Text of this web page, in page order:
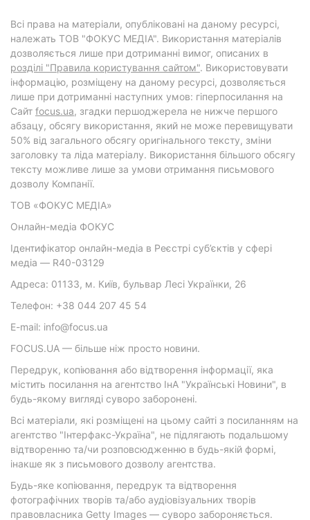
Всі права на матеріали, опубліковані на даному ресурсі,
належать ТОВ "ФОКУС МЕДІА". Використання матеріалів
дозволяється лише при дотриманні вимог, описаних в
розділі "Правила користування сайтом". Використовувати
інформацію, розміщену на даному ресурсі, дозволяється
лише при дотриманні наступних умов: гіперпосилання на
Cайт focus.ua, згадки першоджерела не нижче першого
абзацу, обсягу використання, який не може перевищувати
50% від загального обсягу оригінального тексту, зміни
заголовку та ліда матеріалу. Використання більшого обсягу
тексту можливе лише за умови отримання письмового
дозволу Компанії.
ТОВ «ФОКУС МЕДІА»
Онлайн-медіа ФОКУС
Ідентифікатор онлайн-медіа в Реєстрі суб’єктів у сфері
медіа — R40-03129
Адреса: 01133, м. Київ, бульвар Лесі Українки, 26
Телефон: +38 044 207 45 54
E-mail: info@focus.ua
FOCUS.UA — більше ніж просто новини.
Передрук, копіювання або відтворення інформації, яка
містить посилання на агентство ІнА "Українські Новини", в
будь-якому вигляді суворо заборонені.
Всі матеріали, які розміщені на цьому сайті з посиланням на
агентство "Інтерфакс-Україна", не підлягають подальшому
відтворенню та/чи розповсюдженню в будь-якій формі,
інакше як з письмового дозволу агентства.
Будь-яке копіювання, передрук та відтворення
фотографічних творів та/або аудіовізуальних творів
правовласника Getty Images — суворо забороняється.